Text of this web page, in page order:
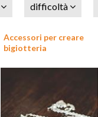
difficoltà
Accessori per creare
bigiotteria